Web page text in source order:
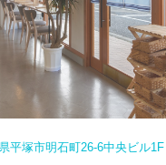
平塚市明石町26-6中央ビル1F